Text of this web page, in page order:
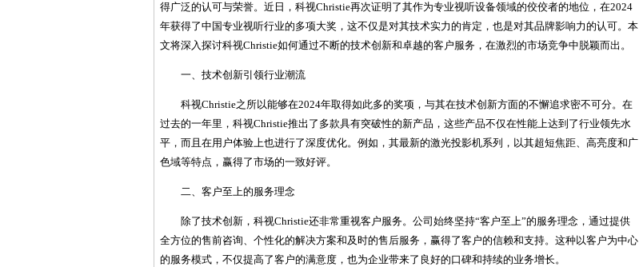
得广泛的认可与荣誉。近日，科视Christie再次证明了其作为专业视听设备领域的佼佼者的地位，在2024
年获得了中国专业视听行业的多项大奖，这不仅是对其技术实力的肯定，也是对其品牌影响力的认可。本
文将深入探讨科视Christie如何通过不断的技术创新和卓越的客户服务，在激烈的市场竞争中脱颖而出。
一、技术创新引领行业潮流
科视Christie之所以能够在2024年取得如此多的奖项，与其在技术创新方面的不懈追求密不可分。在
过去的一年里，科视Christie推出了多款具有突破性的新产品，这些产品不仅在性能上达到了行业领先水
平，而且在用户体验上也进行了深度优化。例如，其最新的激光投影机系列，以其超短焦距、高亮度和广
色域等特点，赢得了市场的一致好评。
二、客户至上的服务理念
除了技术创新，科视Christie还非常重视客户服务。公司始终坚持“客户至上”的服务理念，通过提供
全方位的售前咨询、个性化的解决方案和及时的售后服务，赢得了客户的信赖和支持。这种以客户为中心
的服务模式，不仅提高了客户的满意度，也为企业带来了良好的口碑和持续的业务增长。